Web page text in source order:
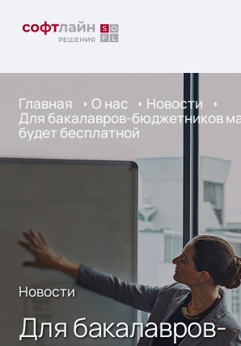
Главная О нас Новости
Для бакалавров-бюджетников
будет бесплатной
Новости
Для бакалавров-